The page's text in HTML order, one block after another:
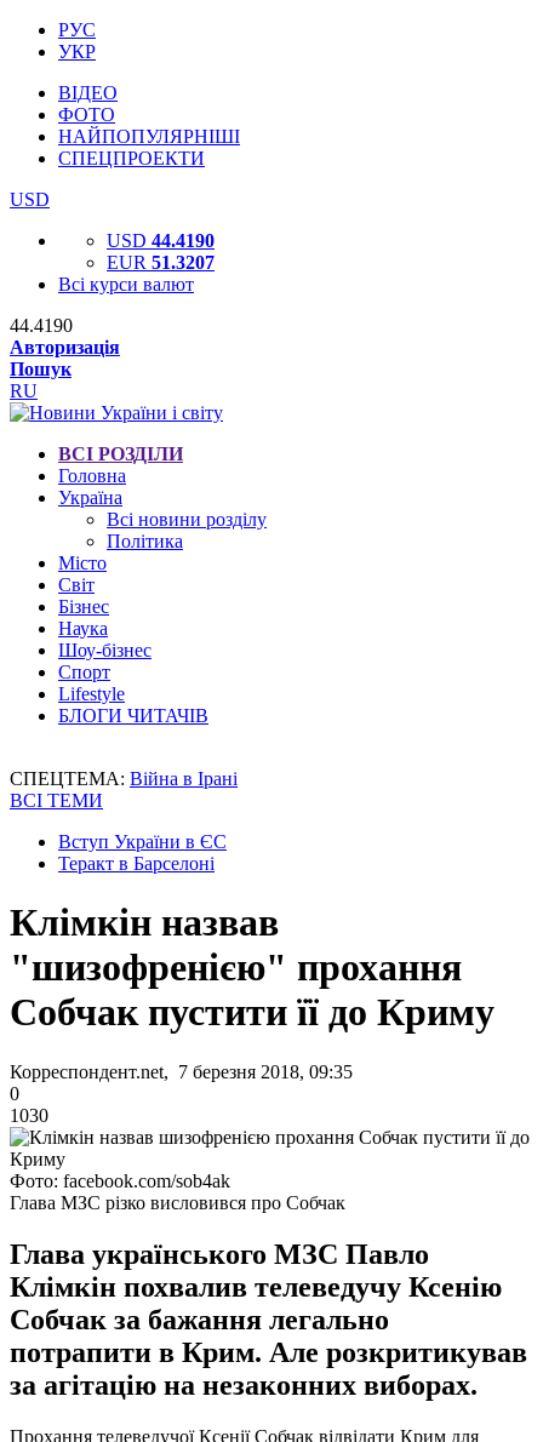
РУС
УКР
ВІДЕО
ФОТО
НАЙПОПУЛЯРНІШІ
СПЕЦПРОЕКТИ
USD
USD 44.4190
EUR 51.3207
Всі курси валют
44.4190
Авторизація
Пошук
RU
ВСІ РОЗДІЛИ
Головна
Україна
Всі новини розділу
Політика
Місто
Світ
Бізнес
Наука
Шоу-бізнес
Спорт
Lifestyle
БЛОГИ ЧИТАЧІВ
СПЕЦТЕМА: Війна в Ірані
ВСІ ТЕМИ
Вступ України в ЄС
Теракт в Барселоні
Клімкін назвав
"шизофренією" прохання
Собчак пустити її до Криму
Корреспондент.net, 7 березня 2018, 09:35
0
1030
Фото: facebook.com/sob4ak
Глава МЗС різко висловився про Собчак
Глава українського МЗС Павло
Клімкін похвалив телеведучу Ксенію
Собчак за бажання легально
потрапити в Крим. Але розкритикував
за агітацію на незаконних виборах.
Прохання телеведучої Ксенії Собчак відвідати Крим для